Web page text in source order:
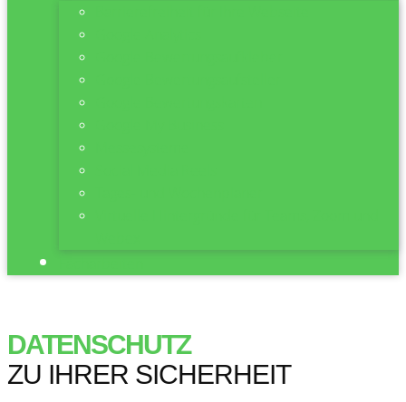
DATENSCHUTZ
ZU IHRER SICHERHEIT